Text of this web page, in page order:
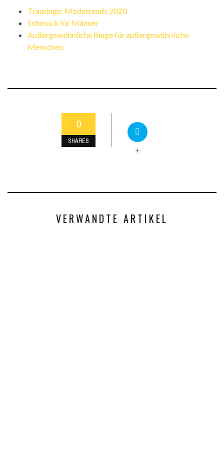
Trauringe: Modetrends 2020
Schmuck für Männer
Außergewöhnliche Ringe für außergewöhnliche
Menschen
0
SHARES
+
VERWANDTE ARTIKEL